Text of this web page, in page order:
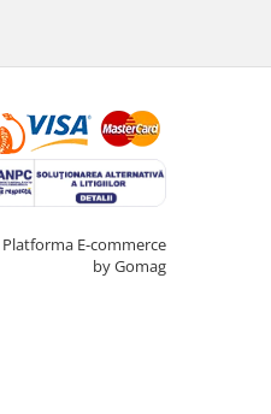
Platforma E-commerce
by Gomag